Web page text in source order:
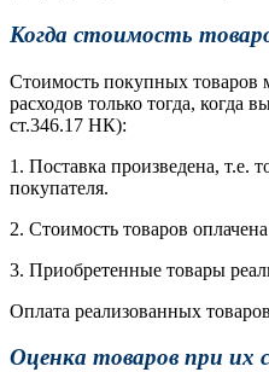
Когда стоимость
Стоимость покупных товаров
расходов только тогда, когда
ст.346.17 НК):
1. Поставка произведена, т.е.
покупателя.
2. Стоимость товаров
3. Приобретенные товары
Оплата реализованных
Оценка товаров при их